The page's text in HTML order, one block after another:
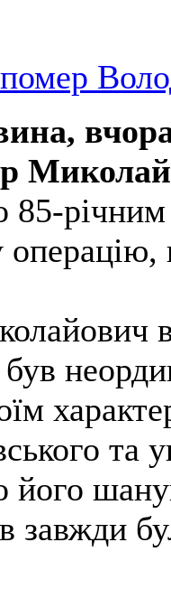
85-
був
та
його
завжди